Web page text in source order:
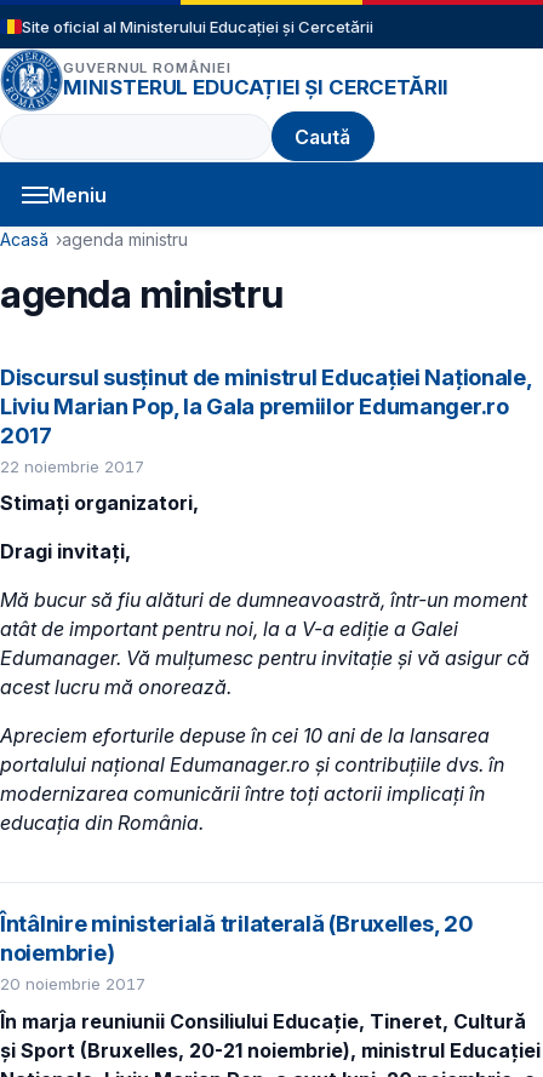
Sari la conținutul principal
Site oficial al Ministerului Educației și Cercetării
GUVERNUL ROMÂNIEI
MINISTERUL EDUCAȚIEI ȘI CERCETĂRII
Caută
Meniu
Navigație principală
Cale de navigare
Acasă agenda ministru
agenda ministru
Discursul susținut de ministrul Educației Naționale,
Liviu Marian Pop, la Gala premiilor Edumanger.ro
2017
22 noiembrie 2017
Stimați organizatori,
Dragi invitați,
Mă bucur să fiu alături de dumneavoastră, într-un moment
atât de important pentru noi, la a V-a ediție a Galei
Edumanager. Vă mulțumesc pentru invitație și vă asigur că
acest lucru mă onorează.
Apreciem eforturile depuse în cei 10 ani de la lansarea
portalului național Edumanager.ro și contribuțiile dvs. în
modernizarea comunicării între toți actorii implicați în
educația din România.
Întâlnire ministerială trilaterală (Bruxelles, 20
noiembrie)
20 noiembrie 2017
În marja reuniunii Consiliului Educație, Tineret, Cultură
și Sport (Bruxelles, 20-21 noiembrie), ministrul Educației